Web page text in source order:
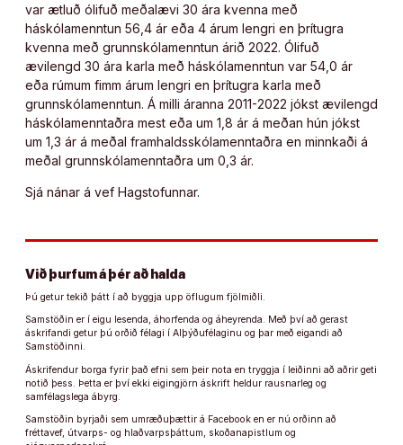
var ætluð ólifuð meðalævi 30 ára kvenna með
háskólamenntun 56,4 ár eða 4 árum lengri en þrítugra
kvenna með grunnskólamenntun árið 2022. Ólifuð
ævilengd 30 ára karla með háskólamenntun var 54,0 ár
eða rúmum fimm árum lengri en þrítugra karla með
grunnskólamenntun. Á milli áranna 2011-2022 jókst ævilengd
háskólamenntaðra mest eða um 1,8 ár á meðan hún jókst
um 1,3 ár á meðal framhaldsskólamenntaðra en minnkaði á
meðal grunnskólamenntaðra um 0,3 ár.
Sjá nánar á vef Hagstofunnar.
Við þurfum á þér að halda
Þú getur tekið þátt í að byggja upp öflugum fjölmiðli.
Samstöðin er í eigu lesenda, áhorfenda og áheyrenda. Með því að gerast
áskrifandi getur þú orðið félagi í Alþýðufélaginu og þar með eigandi að
Samstöðinni.
Áskrifendur borga fyrir það efni sem þeir nota en tryggja í leiðinni að aðrir geti
notið þess. Þetta er því ekki eigingjörn áskrift heldur rausnarleg og
samfélagslega ábyrg.
Samstöðin byrjaði sem umræðuþættir á Facebook en er nú orðinn að
fréttavef, útvarps- og hlaðvarpsþáttum, skoðanapistlum og